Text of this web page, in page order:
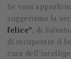
Se vuoi
suggeriamo la
felice”, di
di recuperare il
cura